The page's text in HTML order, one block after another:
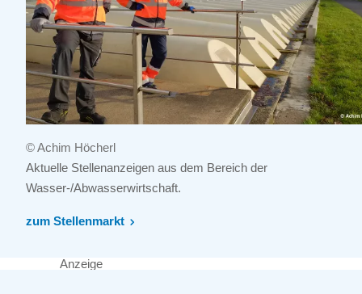
© Achim Höcherl
Aktuelle Stellenanzeigen aus dem Bereich der
Wasser-/Abwasserwirtschaft.
zum Stellenmarkt
Anzeige